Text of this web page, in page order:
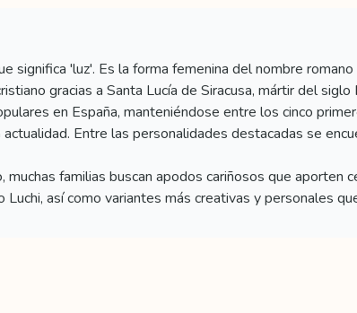
significa 'luz'. Es la forma femenina del nombre
gracias a Santa Lucía de Siracusa, mártir del
en España, manteniéndose entre los cinco
Entre las personalidades destacadas se
muchas familias buscan apodos cariñosos que
así como variantes más creativas y personales